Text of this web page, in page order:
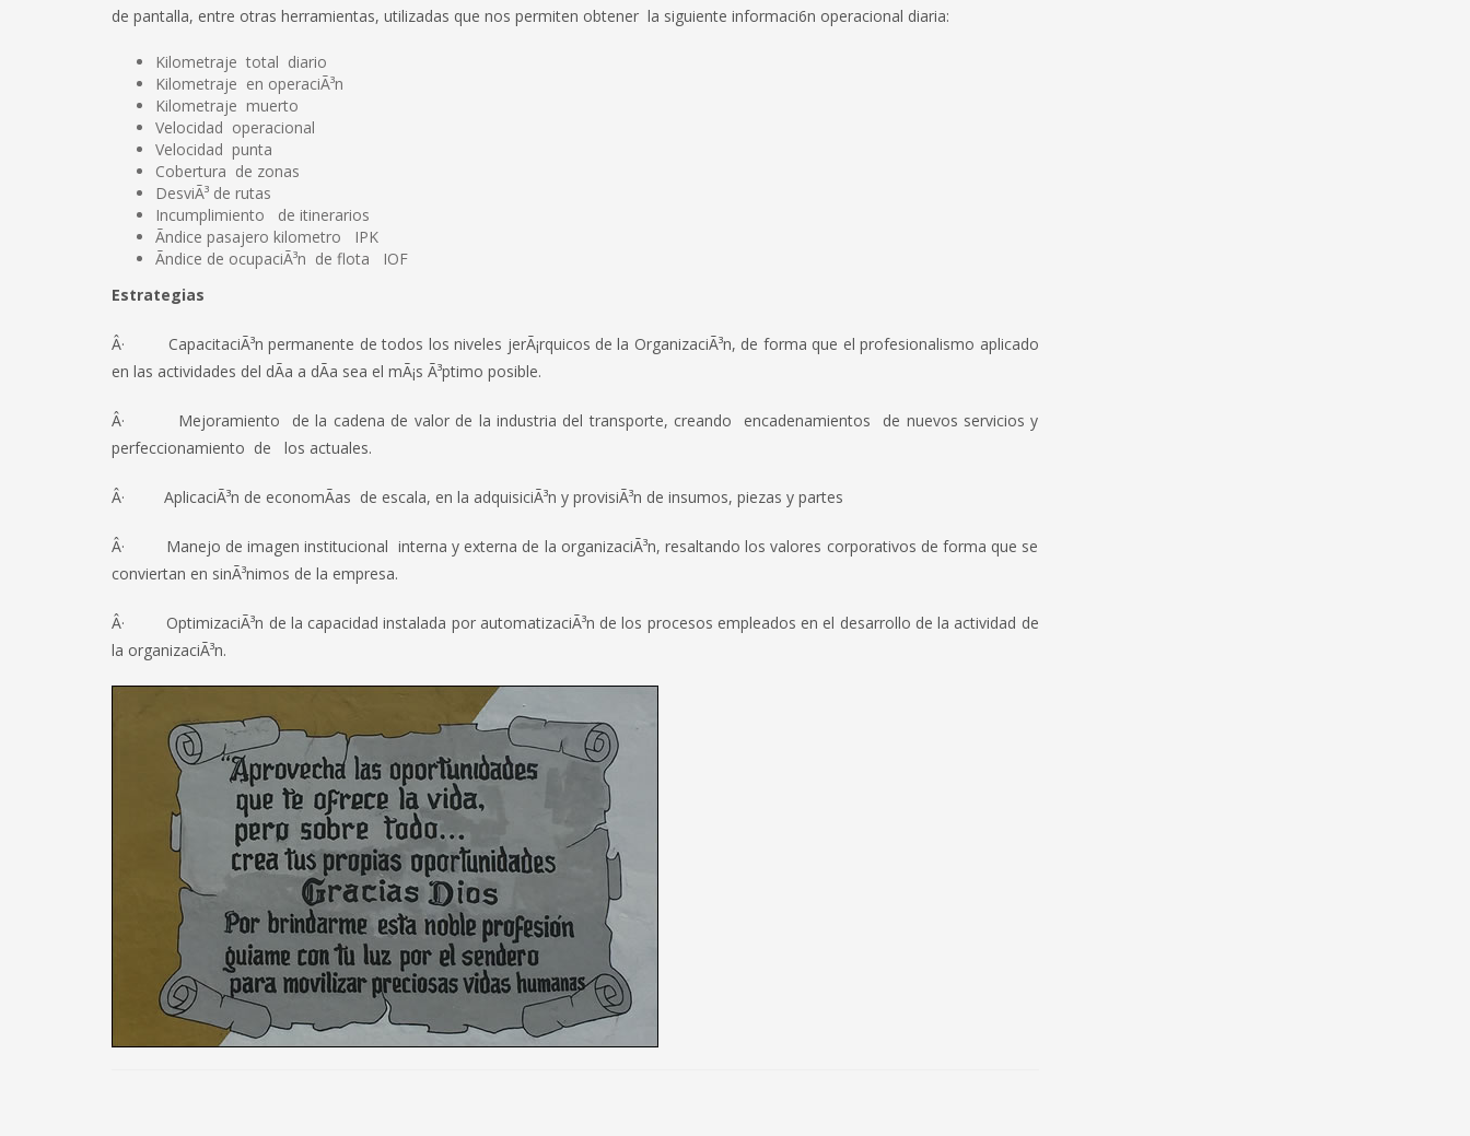
de pantalla, entre otras herramientas, utilizadas que nos permiten obtener la siguiente informaci6n operacional diaria:
Kilometraje total diario
Kilometraje en operaciÃ³n
Kilometraje muerto
Velocidad operacional
Velocidad punta
Cobertura de zonas
DesviÃ³ de rutas
Incumplimiento de itinerarios
Ãndice pasajero kilometro IPK
Ãndice de ocupaciÃ³n de flota IOF
Estrategias
Â· CapacitaciÃ³n permanente de todos los niveles jerÃ¡rquicos de la OrganizaciÃ³n, de forma que el profesionalismo aplicado
en las actividades del dÃ­a a dÃ­a sea el mÃ¡s Ã³ptimo posible.
Â· Mejoramiento de la cadena de valor de la industria del transporte, creando encadenamientos de nuevos servicios y
perfeccionamiento de los actuales.
Â· AplicaciÃ³n de economÃ­as de escala, en la adquisiciÃ³n y provisiÃ³n de insumos, piezas y partes
Â· Manejo de imagen institucional interna y externa de la organizaciÃ³n, resaltando los valores corporativos de forma que se
conviertan en sinÃ³nimos de la empresa.
Â· OptimizaciÃ³n de la capacidad instalada por automatizaciÃ³n de los procesos empleados en el desarrollo de la actividad de
la organizaciÃ³n.